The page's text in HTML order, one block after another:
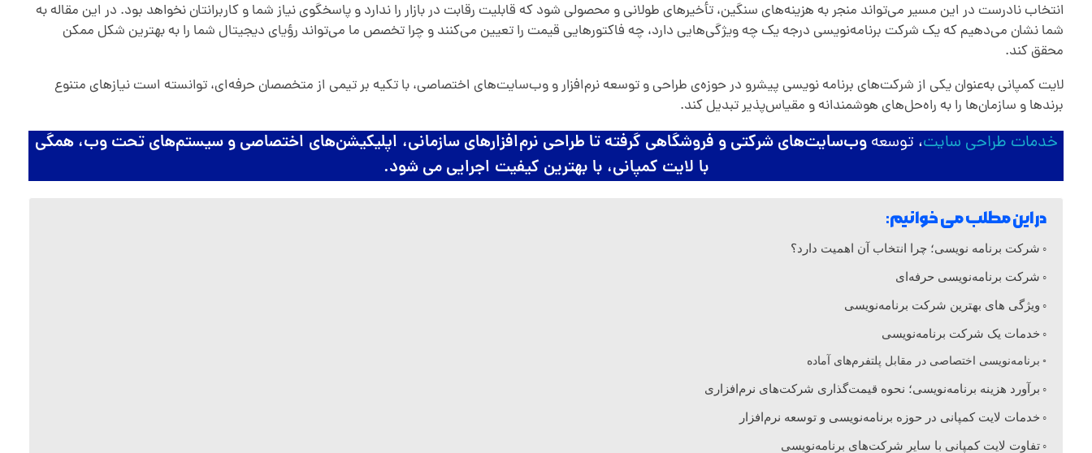
ت
ر
ی
ن
ش
ک
ت
انتخاب نادرست در این مسیر می‌تواند منجر به هزینه‌های سنگین، تأخیرهای طولانی و محصولی شود که قابلیت رقابت در بازار را ندارد و پاسخگوی نیاز شما و کاربرانتان نخواهد بود. در این مقاله به
شما نشان می‌دهیم که یک شرکت برنامه‌نویسی درجه یک چه ویژگی‌هایی دارد، چه فاکتورهایی قیمت را تعیین می‌کنند و چرا تخصص ما می‌تواند رؤیای دیجیتال شما را به بهترین شکل ممکن
محقق کند.
لایت کمپانی به‌عنوان یکی از شرکت‌های برنامه نویسی پیشرو در حوزه‌ی طراحی و توسعه نرم‌افزار و وب‌سایت‌های اختصاصی، با تکیه بر تیمی از متخصصان حرفه‌ای، توانسته است نیازهای متنوع
برندها و سازمان‌ها را به راه‌حل‌های هوشمندانه و مقیاس‌پذیر تبدیل کند.
خدمات طراحی سایت، توسعه وب‌سایت‌های شرکتی و فروشگاهی گرفته تا طراحی نرم‌افزارهای سازمانی، اپلیکیشن‌های اختصاصی و سیستم‌های تحت وب، همگی
با لایت کمپانی، با بهترین کیفیت اجرایی می شود.
در این مطلب می خوانیم:
شرکت برنامه‌ نویسی؛ چرا انتخاب آن اهمیت دارد؟
شرکت برنامه‌نویسی حرفه‌ای
ویژگی های بهترین شرکت برنامه‌نویسی
خدمات یک شرکت برنامه‌نویسی
برنامه‌نویسی اختصاصی در مقابل پلتفرم‌های آماده
برآورد هزینه برنامه‌نویسی؛ نحوه قیمت‌گذاری شرکت‌های نرم‌افزاری
خدمات لایت کمپانی در حوزه برنامه‌نویسی و توسعه نرم‌افزار
تفاوت لایت کمپانی با سایر شرکت‌های برنامه‌نویسی